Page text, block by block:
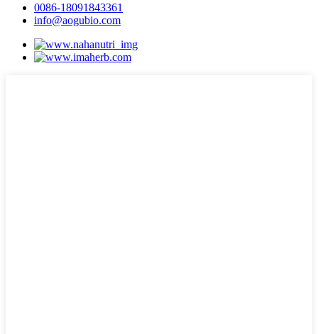
0086-18091843361
info@aogubio.com